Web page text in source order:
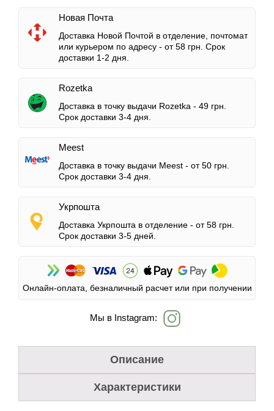
Новая Почта
Доставка Новой Почтой в отделение, почтомат
или курьером по адресу - от 58 грн. Срок
доставки 1-2 дня.
Rozetka
Доставка в точку выдачи Rozetka - 49 грн.
Срок доставки 3-4 дня.
Meest
Доставка в точку выдачи Meest - от 50 грн.
Срок доставки 3-4 дня.
Укрпошта
Доставка Укрпошта в отделение - от 58 грн.
Срок доставки 3-5 дней.
Онлайн-оплата, безналичный расчет или при получении
Мы в Instagram:
Описание
Характеристики